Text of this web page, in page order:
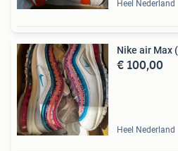
Heel Nederland
Nike air Max
€ 100,00
Heel Nederland